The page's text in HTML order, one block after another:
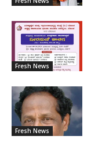
Fresh News
Fresh News